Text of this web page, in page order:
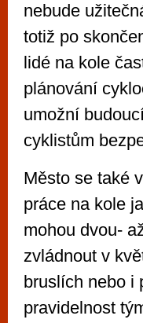
nebude
totiž po
lidé na kole
plánování
umožní
cyklistům
Město se také
práce na kole
mohou dvou-
zvládnout v
bruslích nebo i
pravidelnost